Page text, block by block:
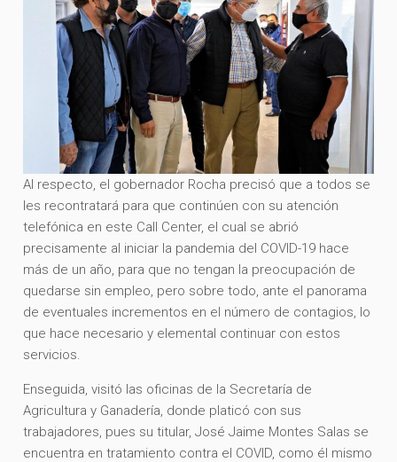
Al respecto, el gobernador Rocha precisó que a todos se
les recontratará para que continúen con su atención
telefónica en este Call Center, el cual se abrió
precisamente al iniciar la pandemia del COVID-19 hace
más de un año, para que no tengan la preocupación de
quedarse sin empleo, pero sobre todo, ante el panorama
de eventuales incrementos en el número de contagios, lo
que hace necesario y elemental continuar con estos
servicios.
Enseguida, visitó las oficinas de la Secretaría de
Agricultura y Ganadería, donde platicó con sus
trabajadores, pues su titular, José Jaime Montes Salas se
encuentra en tratamiento contra el COVID, como él mismo